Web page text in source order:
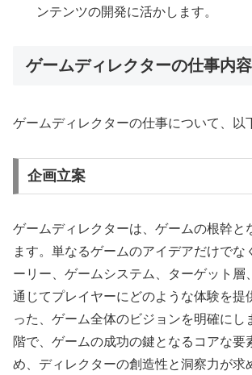
ンテンツの開発に活かします。
ゲームディレクターの仕事内容
ゲームディレクターの仕事について、以
企画立案
ゲームディレクターは、ゲームの根幹と
ます。単なるゲームのアイデアだけでな
ーリー、ゲームシステム、ターゲット層
通じてプレイヤーにどのような体験を提
った、ゲーム全体のビジョンを明確にし
階で、ゲームの成功の鍵となるコアな要
め、ディレクターの創造性と洞察力が求